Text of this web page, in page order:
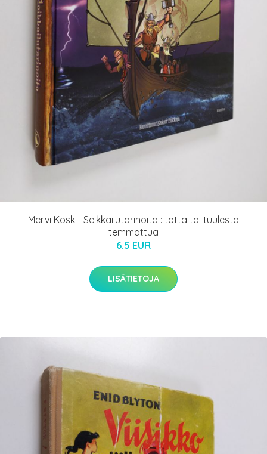
Mervi Koski : Seikkailutarinoita : totta tai tuulesta
temmattua
6.5 EUR
LISÄTIETOJA